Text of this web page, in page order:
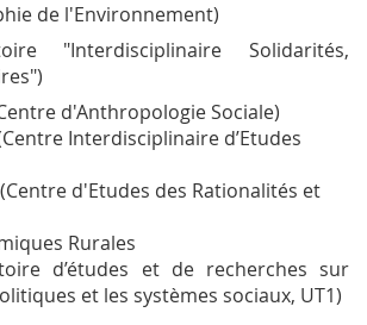
de l'Environnement)
"Interdisciplinaire Solidarités,
d'Anthropologie Sociale)
(Centre Interdisciplinaire d’Etudes
(Centre d'Etudes des Rationalités et
Rurales
d’études et de recherches sur
et les systèmes sociaux, UT1)